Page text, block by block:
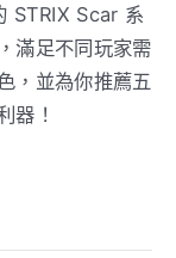
STRIX Scar 系
滿足不同玩家需
，並為你推薦五
器！